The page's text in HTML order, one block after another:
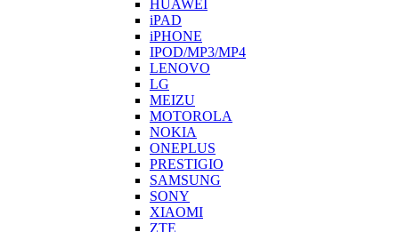
HUAWEI
iPAD
iPHONE
IPOD/MP3/MP4
LENOVO
LG
MEIZU
MOTOROLA
NOKIA
ONEPLUS
PRESTIGIO
SAMSUNG
SONY
XIAOMI
ZTE